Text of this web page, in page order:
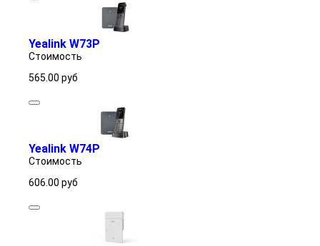
Yealink W73P
Стоимость
565.00 руб
Yealink W74P
Стоимость
606.00 руб